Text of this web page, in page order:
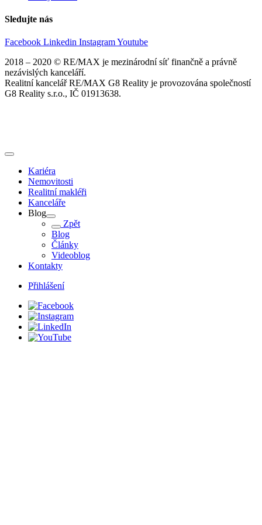
Sledujte nás
Facebook Linkedin InstagramYoutube
2018 – 2020 © RE/MAX je mezinárodní síť finančně a právně
nezávislých kanceláří.
Realitní kancelář RE/MAX G8 Reality je provozována společností
G8 Reality s.r.o., IČ 01913638.
Kariéra
Nemovitosti
Realitní makléři
Kanceláře
Blog
Zpět
Blog
Články
Videoblog
Kontakty
Přihlášení